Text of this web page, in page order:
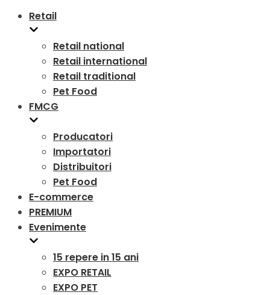
Retail
Retail national
Retail international
Retail traditional
Pet Food
FMCG
Producatori
Importatori
Distribuitori
Pet Food
E-commerce
PREMIUM
Evenimente
15 repere in 15 ani
EXPO RETAIL
EXPO PET